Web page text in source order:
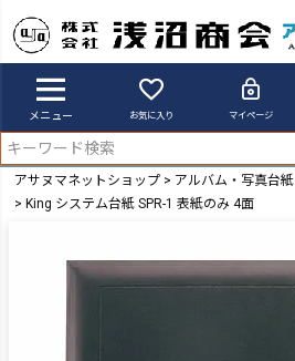
メニュー お気に入り マイページ
アサヌマネットショップ アルバム・写真台紙
King システム台紙 SPR-1 表紙のみ 4面